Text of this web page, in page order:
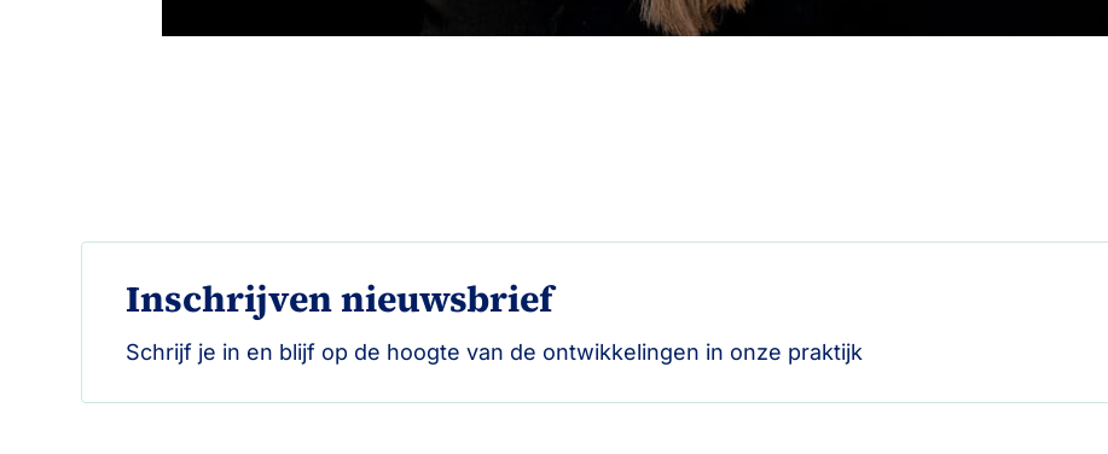
Inschrijven nieuwsbrief
Schrijf je in en blijf op de hoogte van de ontwikkelingen in onze praktijk